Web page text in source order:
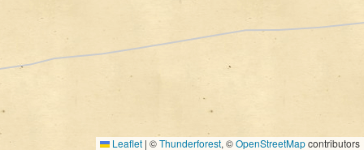
Leaflet | ©Thunderforest, ©OpenStreetMapcontributors